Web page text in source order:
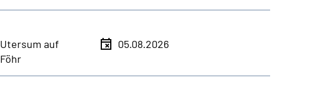
Utersum auf
Föhr
05.08.2026